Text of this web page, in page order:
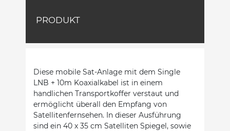
PRODUKT
Diese mobile Sat-Anlage mit dem Single
LNB + 10m Koaxialkabel ist in einem
handlichen Transportkoffer verstaut und
ermöglicht überall den Empfang von
Satellitenfernsehen. In dieser Ausführung
sind ein 40 x 35 cm Satelliten Spiegel, sowie